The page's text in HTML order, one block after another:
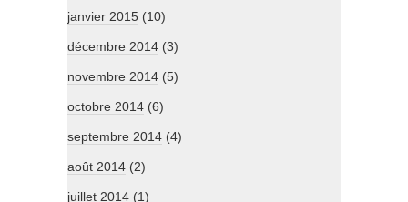
janvier 2015 (10)
décembre 2014 (3)
novembre 2014 (5)
octobre 2014 (6)
septembre 2014 (4)
août 2014 (2)
juillet 2014 (1)